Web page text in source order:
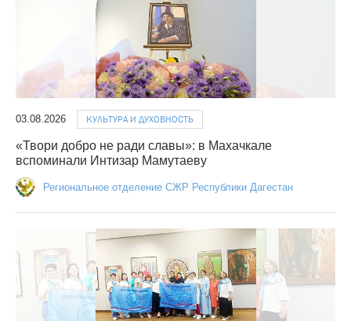
03.08.2026 КУЛЬТУРА И ДУХОВНОСТЬ
«Твори добро не ради славы»: в Махачкале
вспоминали Интизар Мамутаеву
Региональное отделение СЖР Республики Дагестан